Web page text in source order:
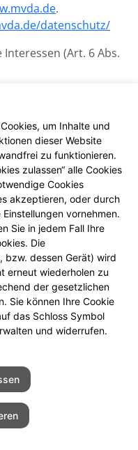
.
datenschutz/
(Art. 6 Abs.
oder per
zukommen lassen,
inklusive der
zwecks
für den Fall
Diese
Einwilligung weiter.
„captcha-image“
über das
den Dienst
BCF GmbH
dient der
durch einen
durch automatisierte,
Das CAPTCHA
um Inhalte und
dieser Website
zu funktionieren.
zulassen“ alle Cookies
Cookies
akzeptieren, oder durch
vornehmen.
Sie in jedem Fall Ihre
Die
bzw. dessen Gerät) wird
erneut wiederholen zu
der gesetzlichen
Sie können Ihre Cookie
das Schloss Symbol
und widerrufen.